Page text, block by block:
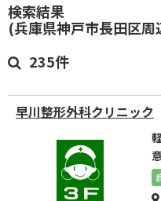
検索結果
(兵庫県神戸市長田区周
235件
早川整形外科クリニック